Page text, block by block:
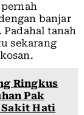
banjar
tanah
sekarang
Ringkus
Pak
Hati